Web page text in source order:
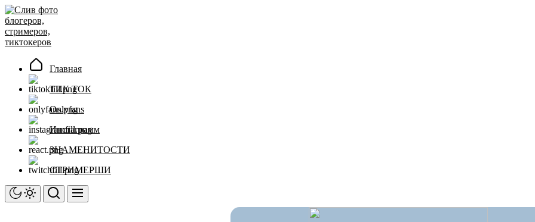
Перейти
к
содержимому
Главная
ТИК ТОК
Onlyfans
Инстаграмм
ЗНАМЕНИТОСТИ
СТРИМЕРШИ